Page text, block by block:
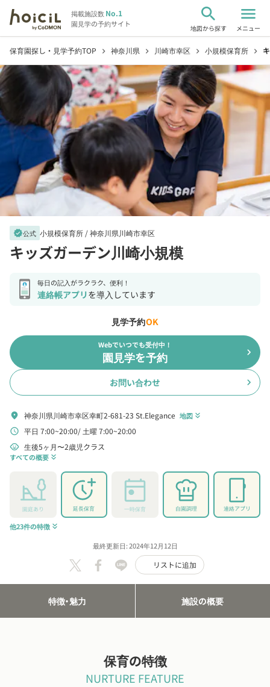
掲載施設数No.1
園見学の予約サイト
search
地図から探す
menu
メニュー
保育園探し・見学予約TOP chevron_right 神奈川県 chevron_right 川崎市幸区 chevron_right 小規模保育所 chevron_right
verified公式 小規模保育所 /神奈川県川崎市幸区
キッズガーデン川崎小規模
毎日の記入がラクラク、便利！
連絡帳アプリを導入しています
見学予約OK
Webでいつでも受付中！
園見学を予約 chevron_right
お問い合わせ chevron_right
location_on 神奈川県川崎市幸区幸町2-681-23 St.Elegance 地図 keyboard_double_arrow_down
schedule 平日 7:00~20:00 土曜 7:00~20:00
child_care 生後5ヶ月〜2歳児クラス
すべての概要 keyboard_double_arrow_down
園庭あり 延長保育 一時保育 自園調理 連絡アプリ
他23件の特徴 keyboard_double_arrow_down
最終更新日: 2024年12月12日
リストに追加
特徴・魅力 施設の概要
保育の特徴
NURTURE FEATURE